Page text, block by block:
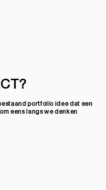
portfolio idee dat een
eens langs we denken